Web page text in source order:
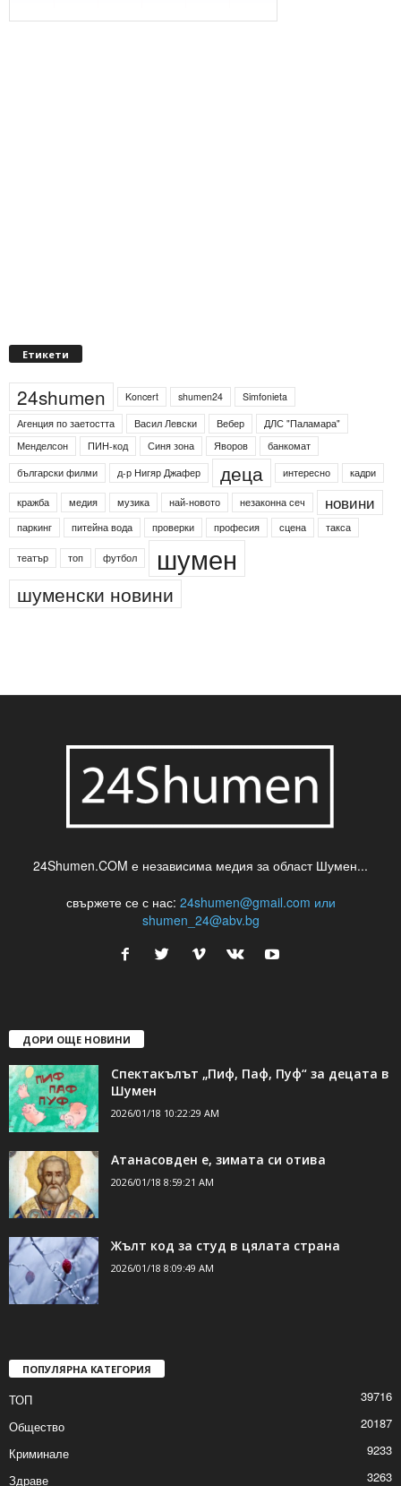
Етикети
24shumen Koncert shumen24
Simfonieta
Агенция по заетостта
Васил Левски Вебер
ДЛС "Паламара"
Менделсон
ПИН-код Синя зона Яворов
банкомат
български филми
д-р Нигяр Джафер деца интересно кадри
кражба медия музика най-новото незаконна сеч новини
паркинг питейна вода проверки професия сцена такса
театър топ футбол шумен
шуменски новини
24Shumen.COM е независима медия за област Шумен...
свържете се с нас: 24shumen@gmail.com или
shumen_24@abv.bg
ДОРИ ОЩЕ НОВИНИ
Спектакълът „Пиф, Паф, Пуф“ за децата в
Шумен
2026/01/18 10:22:29 AM
Атанасовден е, зимата си отива
2026/01/18 8:59:21 AM
Жълт код за студ в цялата страна
2026/01/18 8:09:49 AM
ПОПУЛЯРНА КАТЕГОРИЯ
ТОП
39716
Общество
20187
Криминале
9233
Здраве
3263